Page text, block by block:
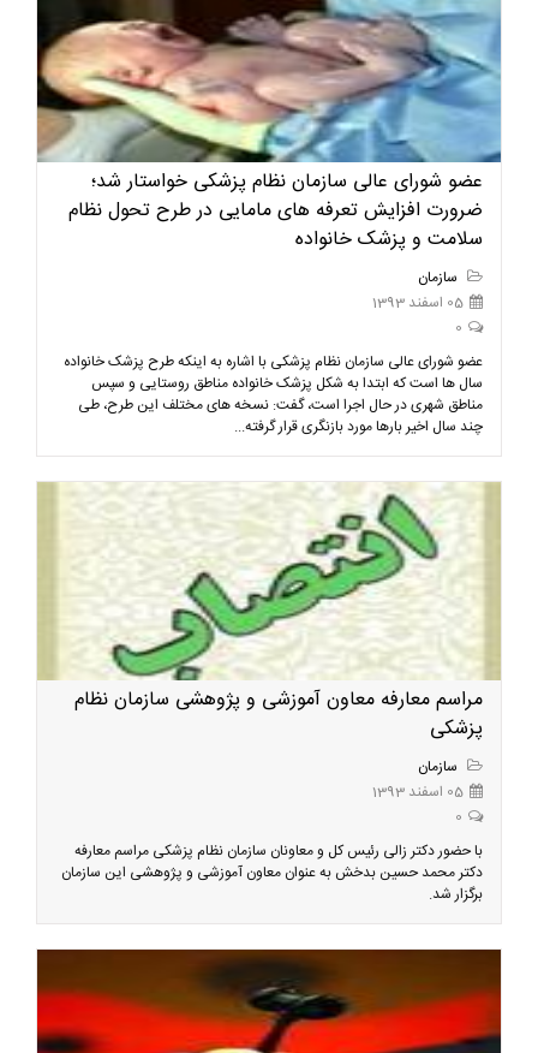
عضو شورای عالی سازمان نظام پزشکی خواستار شد؛
ضرورت افزايش تعرفه های مامایی در طرح تحول نظام
سلامت و پزشک خانواده
سازمان
05 اسفند 1393
0
عضو شورای عالی سازمان نظام پزشکی با اشاره به اینکه طرح پزشک خانواده
سال ها است که ابتدا به شکل پزشک خانواده مناطق روستایی و سپس
مناطق شهری در حال اجرا است، گفت: نسخه های مختلف این طرح، طی
چند سال اخیر بارها مورد بازنگری قرار گرفته...
مراسم معارفه معاون آموزشی و پژوهشی سازمان نظام
پزشکی
سازمان
05 اسفند 1393
0
با حضور دکتر زالی رئیس کل و معاونان سازمان نظام پزشکی مراسم معارفه
دکتر محمد حسین بدخش به عنوان معاون آموزشی و پژوهشی این سازمان
برگزار شد.